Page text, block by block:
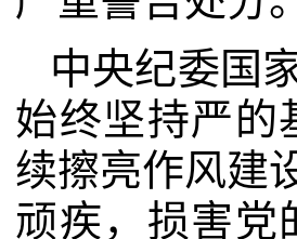
中央纪委国
始终坚持严的
续擦亮作风建
顽疾，损害党